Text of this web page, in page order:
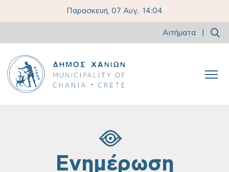
Παρασκευή, 07 Αυγ, 14:04
Αιτήματα
Ενημέρωση